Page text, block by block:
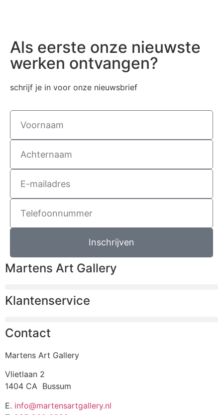
Als eerste onze nieuwste
werken ontvangen?
schrijf je in voor onze nieuwsbrief
Inschrijven
Martens Art Gallery
Klantenservice
Contact
Martens Art Gallery
Vlietlaan 2
1404 CA Bussum
E. info@martensartgallery.nl